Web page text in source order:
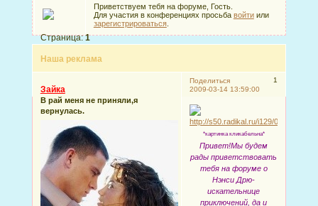
Приветствуем тебя на форуме, Гость.
Для участия в конференциях просьба войтиили
зарегистрироваться.
Наша реклама
Страница:1
Поделиться
1
2009-03-14 13:59:00
Зайка
В рай меня не приняли,я
вернулась.
*картинка кликабельна*
Привет!Мы будем
рады приветствовать
тебя на форуме о
Нэнси Дрю-
искательнице
приключений, да и